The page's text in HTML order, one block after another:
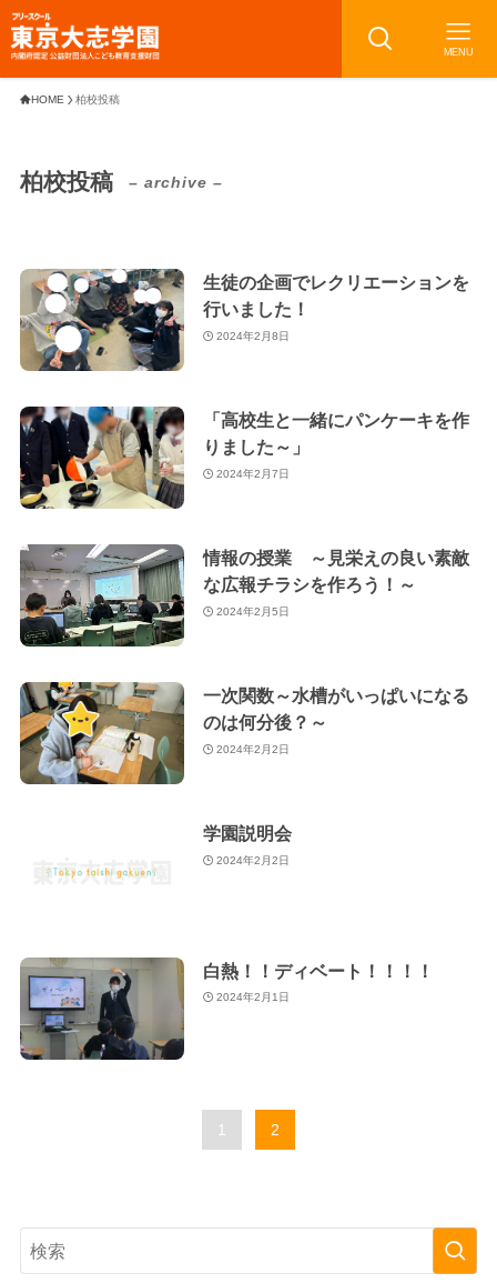
MENU
HOME 柏校投稿
柏校投稿 – archive –
生徒の企画でレクリエーションを
行いました！
2024年2月8日
「高校生と一緒にパンケーキを作
りました～」
2024年2月7日
情報の授業 ～見栄えの良い素敵
な広報チラシを作ろう！～
2024年2月5日
一次関数～水槽がいっぱいになる
のは何分後？～
2024年2月2日
学園説明会
2024年2月2日
白熱！！ディベート！！！！
2024年2月1日
1 2